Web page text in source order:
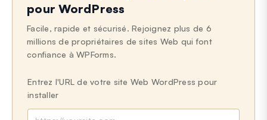
pour WordPress
Facile, rapide et sécurisé. Rejoignez plus de 6
millions de propriétaires de sites Web qui font
confiance à WPForms.
Entrez l'URL de votre site Web WordPress pour
installer